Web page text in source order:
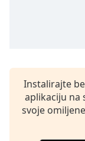
and
window.
Instalirajte
aplikaciju na
svoje